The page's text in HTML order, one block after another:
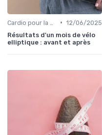
• 12/06/2025
Résultats d'un mois de vélo
elliptique : avant et après